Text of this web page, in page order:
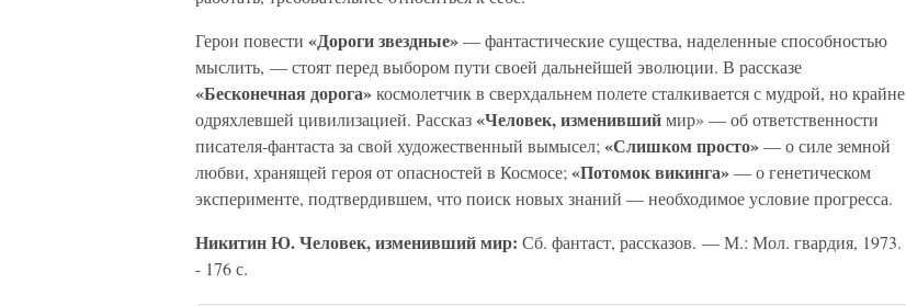
Герои повести «Дороги звездные»— фантастические существа, наделенные способностью
мыслить, — стоят перед выбором пути своей дальнейшей эволюции. В рассказе
«Бесконечная дорога»космолетчик в сверхдальнем полете сталкивается с мудрой, но крайне
одряхлевшей цивилизацией. Рассказ«Человек, изменившиймир» — об ответственности
писателя-фантаста за свой художественный вымысел; «Слишком просто»— о силе земной
любви, хранящей героя от опасностей в Космосе; «Потомок викинга»— о генетическом
эксперименте, подтвердившем, что поиск новых знаний — необходимое условие прогресса.
Никитин Ю. Человек, изменивший мир: Сб. фантаст, рассказов. — М.: Мол. гвардия, 1973.
- 176 с.